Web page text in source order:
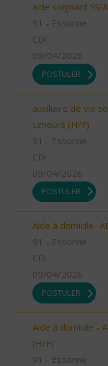
aide soignant
91 - Essonne
CDI
09/04/2026
POSTULER
auxiliaire de vie
Limours (H/F)
91 - Essonne
CDI
09/04/2026
POSTULER
Aide à domicile-
91 - Essonne
CDI
09/04/2026
POSTULER
Aide à domicile -
(H/F)
91 - Essonne